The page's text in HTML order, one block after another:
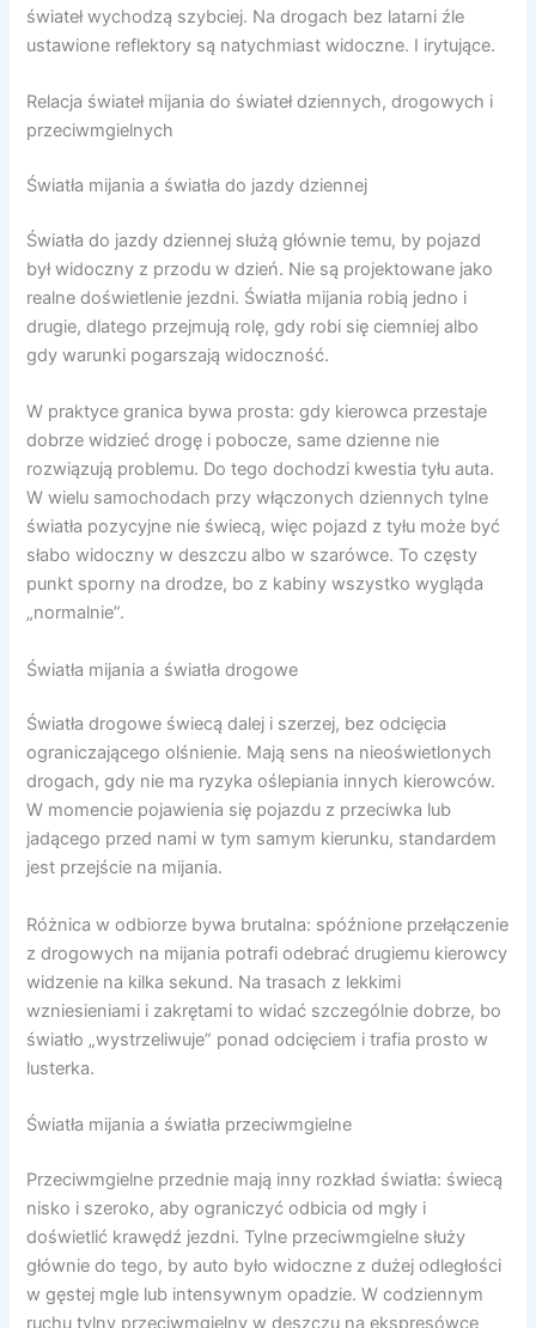
świateł wychodzą szybciej. Na drogach bez latarni źle
ustawione reflektory są natychmiast widoczne. I irytujące.
Relacja świateł mijania do świateł dziennych, drogowych i
przeciwmgielnych
Światła mijania a światła do jazdy dziennej
Światła do jazdy dziennej służą głównie temu, by pojazd
był widoczny z przodu w dzień. Nie są projektowane jako
realne doświetlenie jezdni. Światła mijania robią jedno i
drugie, dlatego przejmują rolę, gdy robi się ciemniej albo
gdy warunki pogarszają widoczność.
W praktyce granica bywa prosta: gdy kierowca przestaje
dobrze widzieć drogę i pobocze, same dzienne nie
rozwiązują problemu. Do tego dochodzi kwestia tyłu auta.
W wielu samochodach przy włączonych dziennych tylne
światła pozycyjne nie świecą, więc pojazd z tyłu może być
słabo widoczny w deszczu albo w szarówce. To częsty
punkt sporny na drodze, bo z kabiny wszystko wygląda
„normalnie”.
Światła mijania a światła drogowe
Światła drogowe świecą dalej i szerzej, bez odcięcia
ograniczającego olśnienie. Mają sens na nieoświetlonych
drogach, gdy nie ma ryzyka oślepiania innych kierowców.
W momencie pojawienia się pojazdu z przeciwka lub
jadącego przed nami w tym samym kierunku, standardem
jest przejście na mijania.
Różnica w odbiorze bywa brutalna: spóźnione przełączenie
z drogowych na mijania potrafi odebrać drugiemu kierowcy
widzenie na kilka sekund. Na trasach z lekkimi
wzniesieniami i zakrętami to widać szczególnie dobrze, bo
światło „wystrzeliwuje” ponad odcięciem i trafia prosto w
lusterka.
Światła mijania a światła przeciwmgielne
Przeciwmgielne przednie mają inny rozkład światła: świecą
nisko i szeroko, aby ograniczyć odbicia od mgły i
doświetlić krawędź jezdni. Tylne przeciwmgielne służy
głównie do tego, by auto było widoczne z dużej odległości
w gęstej mgle lub intensywnym opadzie. W codziennym
ruchu tylny przeciwmgielny w deszczu na ekspresówce